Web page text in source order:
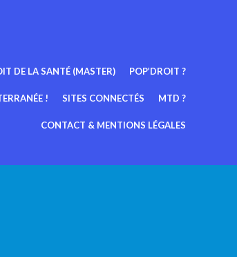
DE LA SANTÉ (MASTER) POP’DROIT ?
! SITES CONNECTÉS MTD ?
CONTACT & MENTIONS LÉGALES